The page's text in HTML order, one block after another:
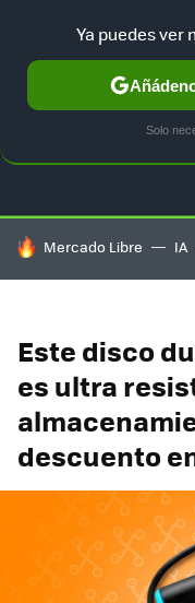
GUÍA DE
HOY SE HABLA DE
Mercado Libre IA
Este disco
es ultra
descuento
Ya puedes ver
Solo